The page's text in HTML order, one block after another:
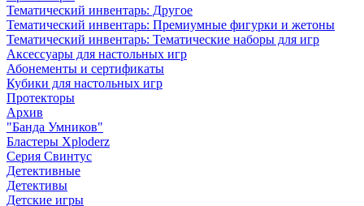
Тематический инвентарь: Другое
Тематический инвентарь: Премиумные фигурки и жетоны
Тематический инвентарь: Тематические наборы для игр
Аксессуары для настольных игр
Абонементы и сертификаты
Кубики для настольных игр
Протекторы
Архив
"Банда Умников"
Бластеры Xploderz
Cерия Свинтус
Детективные
Детективы
Детские игры